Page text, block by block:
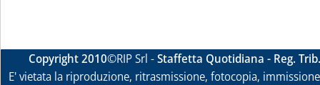
Copyright 2010©RIP Srl -Staffetta Quotidiana - Reg.
E' vietata la riproduzione, ritrasmissione, fotocopia,